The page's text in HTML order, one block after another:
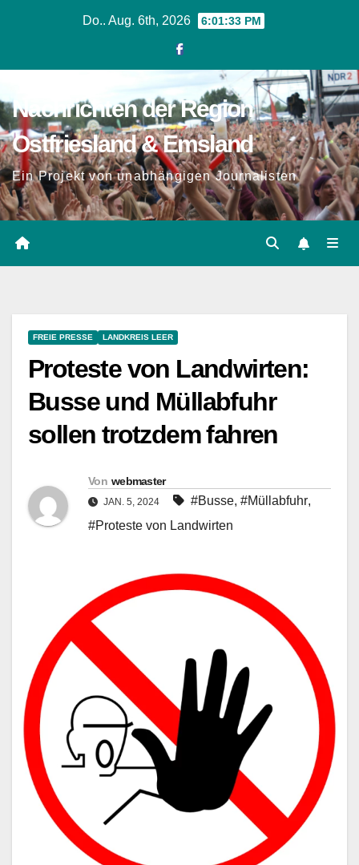
Do.. Aug. 6th, 2026 6:01:34 PM
Nachrichten der Region
Ostfriesland & Emsland
Ein Projekt von unabhängigen Journalisten
FREIE PRESSE LANDKREIS LEER
Proteste von Landwirten:
Busse und Müllabfuhr
sollen trotzdem fahren
Von webmaster
JAN. 5, 2024 #Busse, #Müllabfuhr,
#Proteste von Landwirten